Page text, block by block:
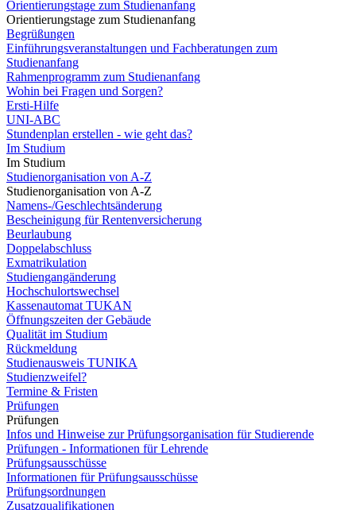
Orientierungstage zum Studienanfang
Orientierungstage zum Studienanfang
Begrüßungen
Einführungsveranstaltungen und Fachberatungen zum
Studienanfang
Rahmenprogramm zum Studienanfang
Wohin bei Fragen und Sorgen?
Ersti-Hilfe
UNI-ABC
Stundenplan erstellen - wie geht das?
Im Studium
Im Studium
Studienorganisation von A-Z
Studienorganisation von A-Z
Namens-/Geschlechtsänderung
Bescheinigung für Rentenversicherung
Beurlaubung
Doppelabschluss
Exmatrikulation
Studiengangänderung
Hochschulortswechsel
Kassenautomat TUKAN
Öffnungszeiten der Gebäude
Qualität im Studium
Rückmeldung
Studienausweis TUNIKA
Studienzweifel?
Termine & Fristen
Prüfungen
Prüfungen
Infos und Hinweise zur Prüfungsorganisation für Studierende
Prüfungen - Informationen für Lehrende
Prüfungsausschüsse
Informationen für Prüfungsausschüsse
Prüfungsordnungen
Zusatzqualifikationen